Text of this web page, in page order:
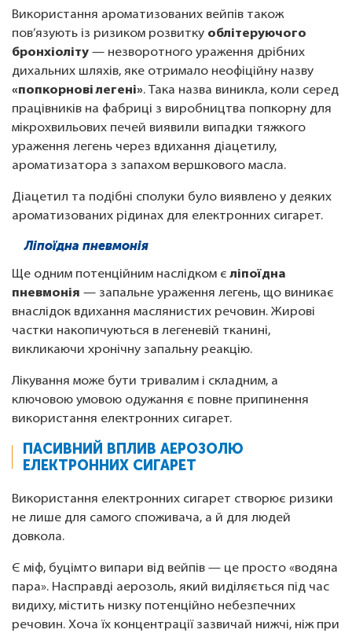
Використання ароматизованих вейпів також
пов’язують із ризиком розвитку облітеруючого
бронхіоліту — незворотного ураження дрібних
дихальних шляхів, яке отримало неофіційну назву
«попкорнові легені». Така назва виникла, коли серед
працівників на фабриці з виробництва попкорну для
мікрохвильових печей виявили випадки тяжкого
ураження легень через вдихання діацетилу,
ароматизатора з запахом вершкового масла.
Діацетил та подібні сполуки було виявлено у деяких
ароматизованих рідинах для електронних сигарет.
Ліпоїдна пневмонія
Ще одним потенційним наслідком єліпоїдна
пневмонія — запальне ураження легень, що виникає
внаслідок вдихання маслянистих речовин. Жирові
частки накопичуються в легеневій тканині,
викликаючи хронічну запальну реакцію.
Лікування може бути тривалим і складним, а
ключовою умовою одужання є повне припинення
використання електронних сигарет.
ПАСИВНИЙ ВПЛИВ АЕРОЗОЛЮ
ЕЛЕКТРОННИХ СИГАРЕТ
Використання електронних сигарет створює ризики
не лише для самого споживача, а й для людей
довкола.
Є міф, буцімто випари від вейпів — це просто «водяна
пара». Насправді аерозоль, який виділяється під час
видиху, містить низку потенційно небезпечних
речовин. Хоча їх концентрації зазвичай нижчі, ніж при